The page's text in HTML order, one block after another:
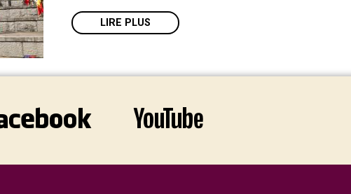
LIRE PLUS